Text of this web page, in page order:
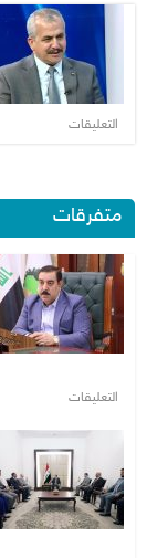
التعليقات
متفرقات
التعليقات